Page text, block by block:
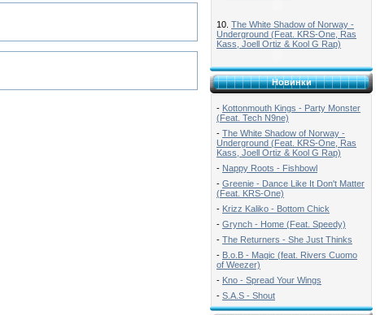
10. The White Shadow of Norway -
Underground (Feat. KRS-One, Ras
Kass, Joell Ortiz & Kool G Rap)
Новинки
- Kottonmouth Kings - Party Monster
(Feat. Tech N9ne)
- The White Shadow of Norway -
Underground (Feat. KRS-One, Ras
Kass, Joell Ortiz & Kool G Rap)
- Nappy Roots - Fishbowl
- Greenie - Dance Like It Don't Matter
(Feat. KRS-One)
- Krizz Kaliko - Bottom Chick
- Grynch - Home (Feat. Speedy)
- The Returners - She Just Thinks
- B.o.B - Magic (feat. Rivers Cuomo
of Weezer)
- Kno - Spread Your Wings
- S.A.S - Shout